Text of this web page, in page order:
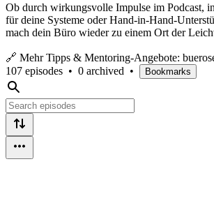
Ob durch wirkungsvolle Impulse im Podcast,
für deine Systeme oder Hand-in-Hand-
mach dein Büro wieder zu einem Ort der
🔗 Mehr Tipps & Mentoring-Angebote:
107 episodes • 0 archived • Bookmarks